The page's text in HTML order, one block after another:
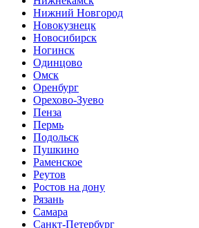
Нижний Новгород
Новокузнецк
Новосибирск
Ногинск
Одинцово
Омск
Оренбург
Орехово-Зуево
Пенза
Пермь
Подольск
Пушкино
Раменское
Реутов
Ростов на дону
Рязань
Самара
Санкт-Петербург